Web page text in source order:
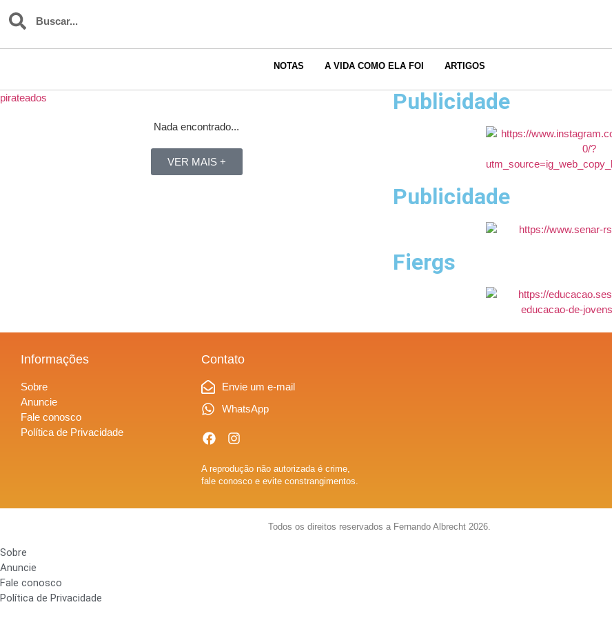
NOTAS A VIDA COMO ELA FOI ARTIGOS
pirateados
Nada encontrado...
VER MAIS +
Publicidade
Publicidade
Fiergs
Informações
Sobre
Anuncie
Fale conosco
Política de Privacidade
Contato
Envie um e-mail
WhatsApp
A reprodução não autorizada é crime,
fale conosco e evite constrangimentos.
Todos os direitos reservados a Fernando Albrecht 2026.
Sobre
Anuncie
Fale conosco
Política de Privacidade